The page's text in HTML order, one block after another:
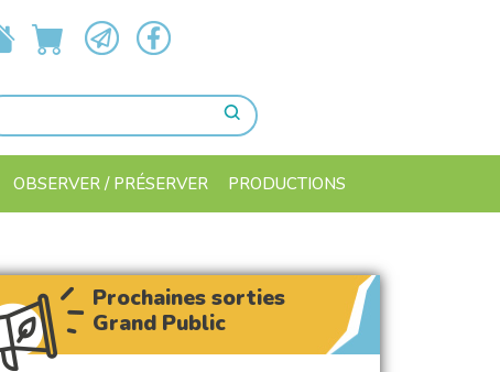
OBSERVER / PRÉSERVER PRODUCTIONS
Prochaines sorties
Grand Public